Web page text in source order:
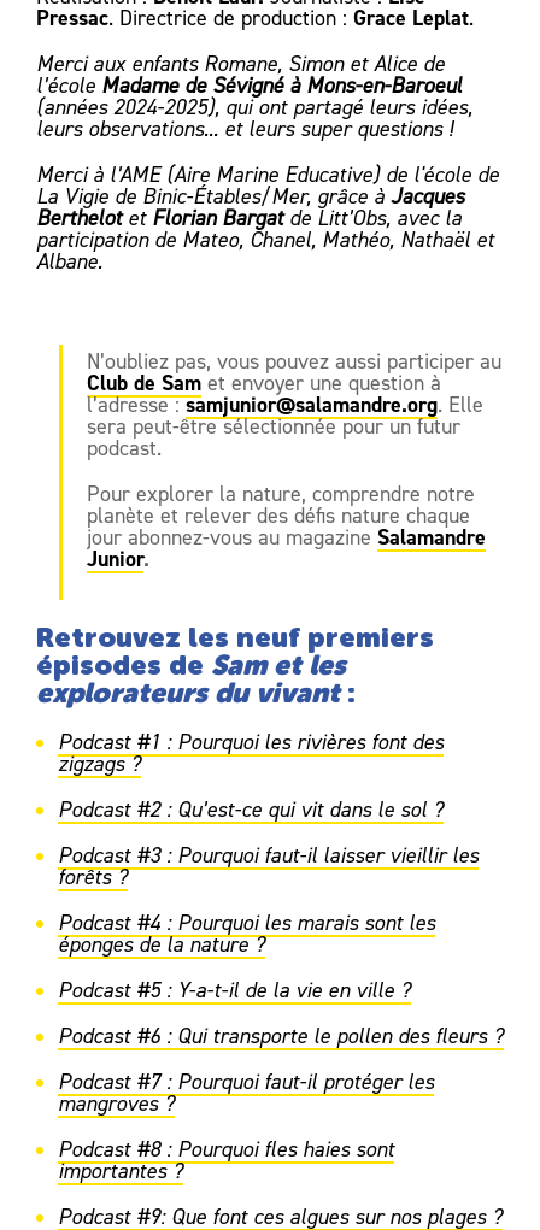
Pressac. Directrice de production : Grace Leplat.
Merci aux enfants Romane, Simon et Alice de
l’école Madame de Sévigné à Mons-en-Baroeul
(années 2024-2025), qui ont partagé leurs idées,
leurs observations... et leurs super questions !
Merci à l’AME (Aire Marine Educative) de l'école de
La Vigie de Binic-Étables/Mer, grâce à Jacques
Berthelotet Florian Bargatde Litt’Obs, avec la
participation de Mateo, Chanel, Mathéo, Nathaël et
Albane.
N’oubliez pas, vous pouvez aussi participer au
Club de Sam et envoyer une question à
l’adresse :samjunior@salamandre.org. Elle
sera peut-être sélectionnée pour un futur
podcast.
Pour explorer la nature, comprendre notre
planète et relever des défis nature chaque
jour abonnez-vous au magazine Salamandre
Junior.
Retrouvez les neuf premiers
épisodes de Sam et les
explorateurs du vivant:
Podcast #1 : Pourquoi les rivières font des
zigzags ?
Podcast #2 : Qu’est-ce qui vit dans le sol ?
Podcast #3 : Pourquoi faut-il laisser vieillir les
forêts ?
Podcast #4 : Pourquoi les marais sont les
éponges de la nature ?
Podcast #5 : Y-a-t-il de la vie en ville ?
Podcast #6 : Qui transporte le pollen des fleurs ?
Podcast #7 : Pourquoi faut-il protéger les
mangroves ?
Podcast #8 : Pourquoi fles haies sont
importantes ?
Podcast #9: Que font ces algues sur nos plages ?